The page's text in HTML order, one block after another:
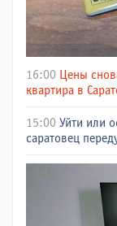
16:00 Цены
квартира в
15:00 Уйти или
саратовец